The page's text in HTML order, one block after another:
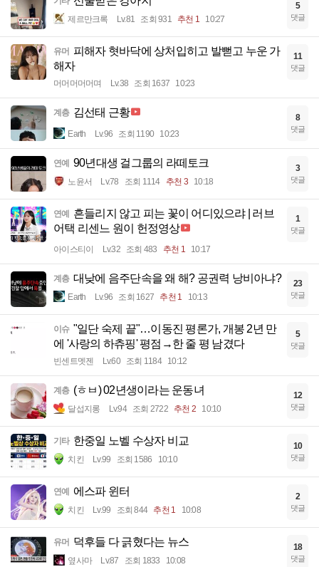
제르만크록 Lv.81 조회 931 추천 1 10:27
5
댓글
유머 피해자 혓바닥에 상처입히고 발뻗고 누운 가
해자
머머머머머며 Lv.38 조회 1637 10:23
11
댓글
계층 김선태 근황
Earth Lv.96 조회 1190 10:23
8
댓글
연예 90년대생 걸그룹의 라떼토크
노윤서 Lv.78 조회 1114 추천 3 10:18
3
댓글
연예
흔들리지 않고 피는 꽃이 어디있으랴 | 러브
어택 리센느 원이 헌정영상
아이스티이 Lv.32 조회 483 추천 1 10:17
1
댓글
계층 대낮에 음주단속을 왜 해? 공권력 낭비아냐?
Earth Lv.96 조회 1627 추천 1 10:13
23
댓글
이슈 "일단 숙제 끝"…이동진 평론가, 개봉 2년 만
에 '사랑의 하츄핑' 평점→한 줄 평 남겼다
빈센트멧젠 Lv.60 조회 1184 10:12
5
댓글
계층 (ㅎㅂ) 02년생이라는 운동녀
달섭지롱 Lv.94 조회 2722 추천 2 10:10
12
댓글
기타 한중일 노벨 수상자 비교
치킨 Lv.99 조회 1586 10:10
10
댓글
연예 에스파 윈터
치킨 Lv.99 조회 844 추천 1 10:08
2
댓글
유머 덕후들 다 긁혔다는 뉴스
옆사마 Lv.87 조회 1833 10:08
18
댓글